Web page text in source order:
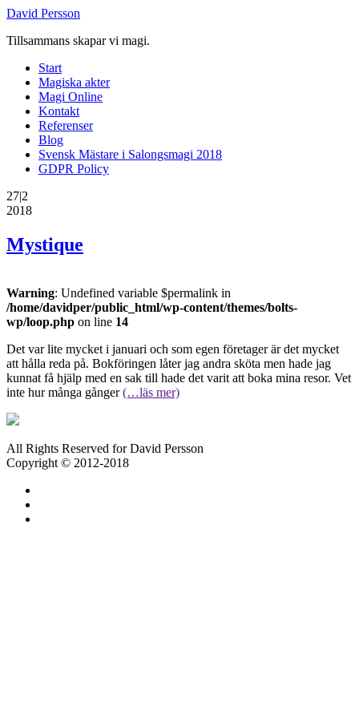
David Persson
Tillsammans skapar vi magi.
Start
Magiska akter
Magi Online
Kontakt
Referenser
Blog
Svensk Mästare i Salongsmagi 2018
GDPR Policy
27|2
2018
Mystique
Warning: Undefined variable $permalink in
/home/davidper/public_html/wp-content/themes/bolts-
wp/loop.php on line 14
Det var lite mycket i januari och som egen företager är det mycket
att hålla reda på. Bokföringen låter jag andra sköta men hade jag
kunnat få hjälp med en sak till hade det varit att boka mina resor. Vet
inte hur många gånger(…läs mer)
All Rights Reserved for David Persson
Copyright © 2012-2018